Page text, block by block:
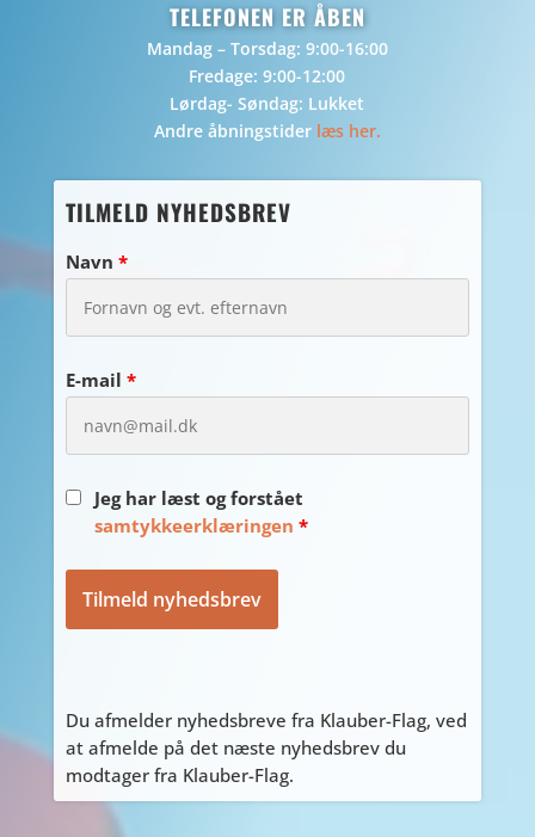
TELEFONEN ER ÅBEN
Mandag – Torsdag: 9:00-16:00
Fredage: 9:00-12:00
Lørdag- Søndag: Lukket
Andre åbningstider læs her.
TILMELD NYHEDSBREV
Navn *
E-mail *
Jeg har læst og forstået
samtykkeerklæringen *
Du afmelder nyhedsbreve fra Klauber-Flag, ved
at afmelde på det næste nyhedsbrev du
modtager fra Klauber-Flag.